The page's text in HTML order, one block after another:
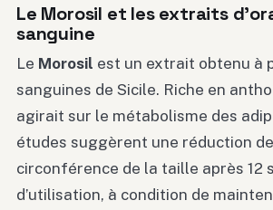
Le Morosil et les extraits
sanguine
Le Morosil est un extrait obtenu à
sanguines de Sicile. Riche en
agirait sur le métabolisme des
études suggèrent une réduction
circonférence de la taille après 12
d’utilisation, à condition de